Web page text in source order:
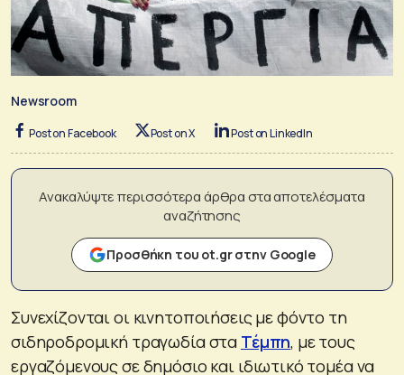
Newsroom
Post on Facebook Post on X Post on LinkedIn
Ανακαλύψτε περισσότερα άρθρα στα αποτελέσματα
αναζήτησης
Προσθήκη του ot.gr στην Google
Συνεχίζονται οι κινητοποιήσεις με φόντο τη
σιδηροδρομική τραγωδία στα Τέμπη, με τους
εργαζόμενους σε δημόσιο και ιδιωτικό τομέα να